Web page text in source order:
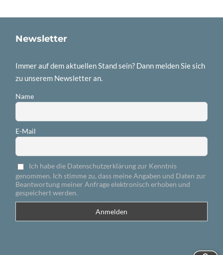
Newsletter
Immer auf dem aktuellen Stand sein? Dann melden Sie sich
zu unserem Newsletter an.
Name
E-Mail
Ich habe die Datenschutzerklärung zur Kenntnis
genommen. Ich stimme zu, dass meine Angaben und Daten zur
Beantwortung meiner Anfrage elektronisch erhoben und
gespeichert werden.